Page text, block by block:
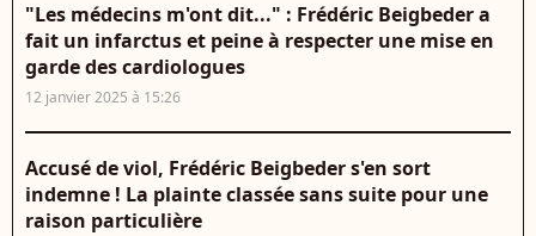
"Les médecins m'ont dit..." : Frédéric Beigbeder a
fait un infarctus et peine à respecter une mise en
garde des cardiologues
12 janvier 2025 à 15:26
Accusé de viol, Frédéric Beigbeder s'en sort
indemne ! La plainte classée sans suite pour une
raison particulière